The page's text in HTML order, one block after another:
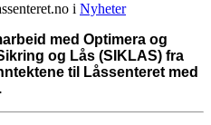
i Nyheter
med Optimera og
og Lås (SIKLAS) fra
til Låssenteret med